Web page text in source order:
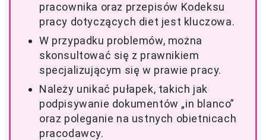
pracownika oraz przepisów Kodeksu
pracy dotyczących diet jest kluczowa.
W przypadku problemów, można
skonsultować się z prawnikiem
specjalizującym się w prawie pracy.
Należy unikać pułapek, takich jak
podpisywanie dokumentów „in blanco”
oraz poleganie na ustnych obietnicach
pracodawcy.